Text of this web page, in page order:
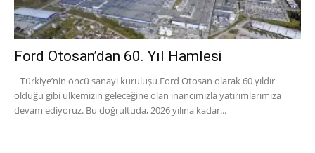
Ford Otosan’dan 60. Yıl Hamlesi
Türkiye’nin öncü sanayi kuruluşu Ford Otosan olarak 60 yıldır
olduğu gibi ülkemizin geleceğine olan inancımızla yatırımlarımıza
devam ediyoruz. Bu doğrultuda, 2026 yılına kadar...